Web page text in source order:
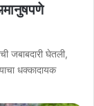
जबाबदारी घेतली,
धक्कादायक